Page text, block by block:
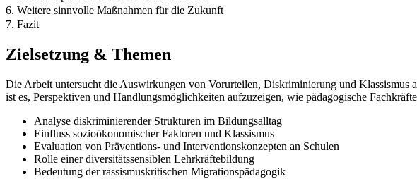
6. Weitere sinnvolle Maßnahmen für die Zukunft
7. Fazit
Zielsetzung & Themen
Die Arbeit untersucht die Auswirkungen von Vorurteilen, Diskriminierung und Klassismus
ist es, Perspektiven und Handlungsmöglichkeiten aufzuzeigen, wie pädagogische
Analyse diskriminierender Strukturen im Bildungsalltag
Einfluss sozioökonomischer Faktoren und Klassismus
Evaluation von Präventions- und Interventionskonzepten an Schulen
Rolle einer diversitätssensiblen Lehrkräftebildung
Bedeutung der rassismuskritischen Migrationspädagogik